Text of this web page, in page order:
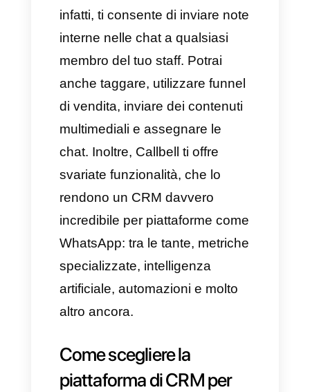
personalizzare le campagne di
marketing per settore,
visualizzando le statistiche
divise per team, utente e tempi
di risposta.
Automazione su larga
scala: Dovresti assolutamente
prendere la decisione di
automatizzare i tuoi processi.
Immagina di poter
automatizzare promemoria o
l'invio di messaggi singoli,
interazioni e analisi delle
risposte con l'IA in maniera